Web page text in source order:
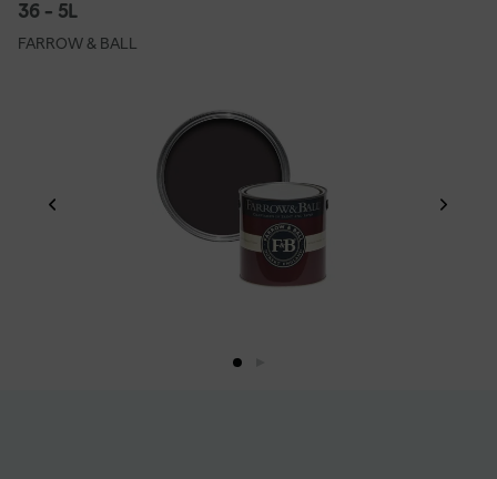
36 - 5L
FARROW & BALL